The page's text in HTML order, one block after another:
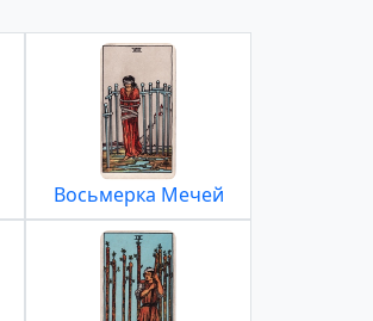
Восьмерка Мечей